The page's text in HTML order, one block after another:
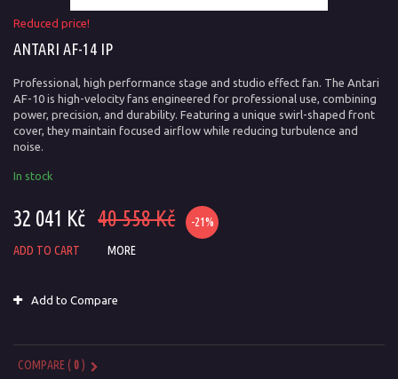
Reduced price!
ANTARI AF-14 IP
Professional, high performance stage and studio effect fan. The Antari
AF-10 is high-velocity fans engineered for professional use, combining
power, precision, and durability. Featuring a unique swirl-shaped front
cover, they maintain focused airflow while reducing turbulence and
noise.
In stock
32 041 Kč 40 558 Kč -21%
ADD TO CART MORE
Add to Compare
COMPARE (0)